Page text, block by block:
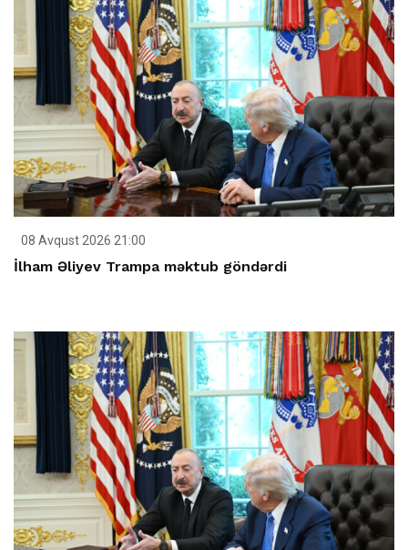
08 Avqust 2026 21:00
İlham Əliyev Trampa məktub göndərdi